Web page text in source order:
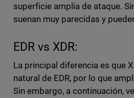
superficie amplia de ataque.
suenan muy parecidas y
EDR vs XDR:
La principal diferencia es que
natural de EDR, por lo que
Sin embargo, a continuación,